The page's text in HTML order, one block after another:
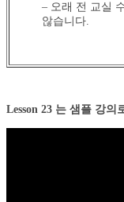
– 오래 전 교실
않습니다.
Lesson 23 는 샘플 강의